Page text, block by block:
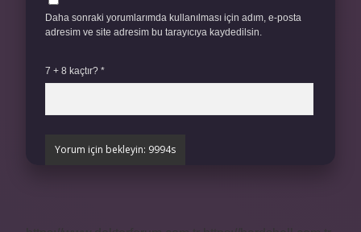
Daha sonraki yorumlarımda kullanılması için adım, e-posta
adresim ve site adresim bu tarayıcıya kaydedilsin.
7 + 8 kaçtır? *